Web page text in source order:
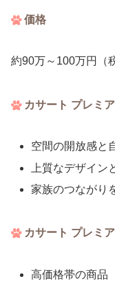
価格
約90万～100万円（
カサート プレミ
空間の開放感と
上質なデザイン
家族のつながり
カサート プレミ
高価格帯の商品